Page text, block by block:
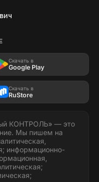
Скачать в
Google Play
Скачать в
RuStore
КОНТРОЛЬ» — это
Мы пишем на
информационно-